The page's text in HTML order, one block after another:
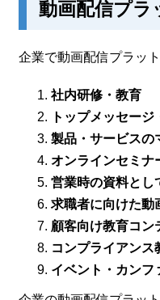
動画配信プラ
企業で動画配信プラッ
社内研修・教育
トップメッセー
製品・サービスの
オンラインセミナ
営業時の資料とし
求職者に向けた動
顧客向け教育コン
コンプライアンス
イベント・カンフ